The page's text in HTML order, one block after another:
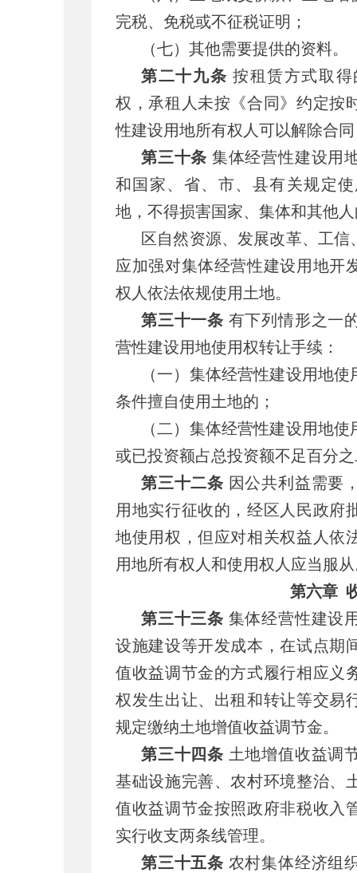
完税、免税或不征税证明；
（七）其他需要提供的资料。
第二十九条 按租赁方式取
权，承租人未按《合同》约定按
性建设用地所有权人可以解除合
第三十条 集体经营性建设用
和国家、省、市、县有关规定
地，不得损害国家、集体和其他
区自然资源、发展改革、工
应加强对集体经营性建设用地开
权人依法依规使用土地。
第三十一条 有下列情形之一
营性建设用地使用权转让手续：
（一）集体经营性建设用地
条件擅自使用土地的；
（二）集体经营性建设用地
或已投资额占总投资额不足百分
第三十二条 因公共利益需要
用地实行征收的，经区人民政府
地使用权，但应对相关权益人依
用地所有权人和使用权人应当服
第六章
第三十三条 集体经营性建设
设施建设等开发成本，在试点期
值收益调节金的方式履行相应义
权发生出让、出租和转让等交易
规定缴纳土地增值收益调节金。
第三十四条 土地增值收益调
基础设施完善、农村环境整治、
值收益调节金按照政府非税收入
实行收支两条线管理。
第三十五条 农村集体经济组